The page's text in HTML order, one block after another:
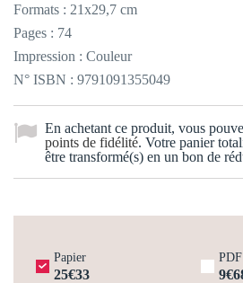
Formats : 21x29,7 cm
Pages : 74
Impression : Couleur
N° ISBN : 9791091355049
En achetant ce produit, vous
points de fidélité. Votre panier
être transformé(s) en un bon de
Papier
25€33
PDF